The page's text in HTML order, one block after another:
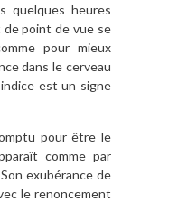
quelques heures
de point de vue se
pour mieux
dans le cerveau
est un signe
pour être le
comme par
exubérance de
le renoncement